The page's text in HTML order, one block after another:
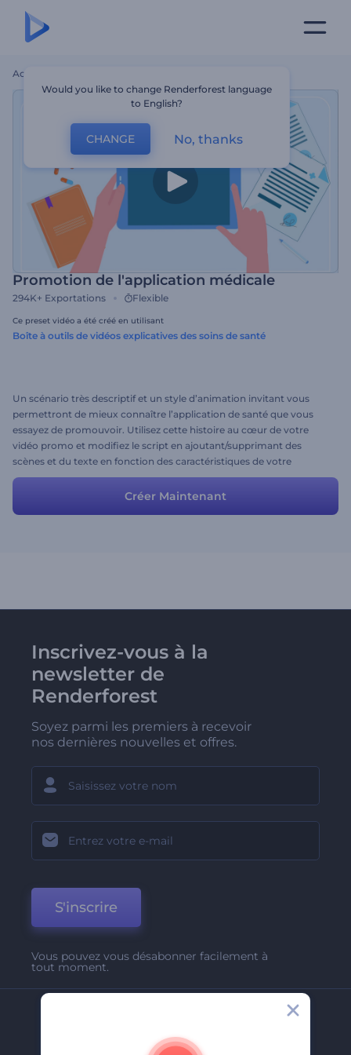
Accueil
Promotion de l'application médicale
294K+ Exportations Flexible
Ce preset vidéo a été créé en utilisant
Boîte à outils de vidéos explicatives des soins de santé
Un scénario très descriptif et un style d’animation invitant vous
permettront de mieux connaître l’application de santé que vous
essayez de promouvoir. Utilisez cette histoire au cœur de votre
vidéo promo et modifiez le script en ajoutant/supprimant des
scènes et du texte en fonction des caractéristiques de votre
application.
Créer Maintenant
Inscrivez-vous à la
newsletter de
Renderforest
Soyez parmi les premiers à recevoir
nos dernières nouvelles et offres.
S'inscrire
Vous pouvez vous désabonner facilement à
tout moment.
A Propos De Nous
Would you like to change Renderforest language
to English?
CHANGE No, thanks